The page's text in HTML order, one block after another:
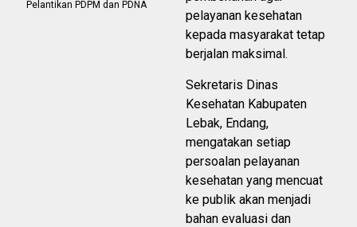
pelayanan kesehatan
kepada masyarakat tetap
berjalan maksimal.
Sekretaris Dinas
Kesehatan Kabupaten
Lebak, Endang,
mengatakan setiap
persoalan pelayanan
kesehatan yang mencuat
ke publik akan menjadi
bahan evaluasi dan
Pelantikan PDPM dan PDNA